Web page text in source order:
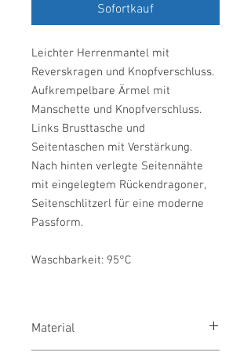
Sofortkauf
Leichter Herrenmantel mit
Reverskragen und Knopfverschluss.
Aufkrempelbare Ärmel mit
Manschette und Knopfverschluss.
Links Brusttasche und
Seitentaschen mit Verstärkung.
Nach hinten verlegte Seitennähte
mit eingelegtem Rückendragoner,
Seitenschlitzerl für eine moderne
Passform.
Waschbarkeit: 95°C
Material